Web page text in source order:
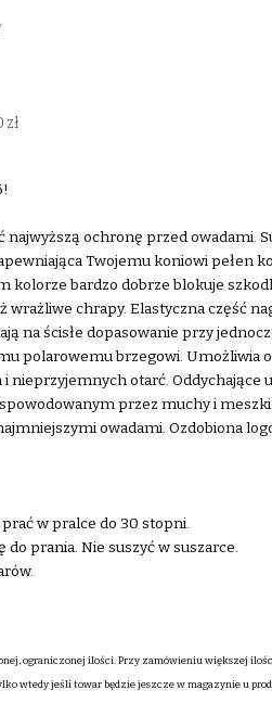
zł
najwyższą ochronę przed owadami.
Twojemu koniowi pełen
kolorze bardzo dobrze blokuje
chrapy. Elastyczna część
na ścisłe dopasowanie przy
polarowemu brzegowi. Umożliwia
nieprzyjemnych otarć. Oddychające
przez muchy i
owadami. Ozdobiona
w pralce do 30 stopni.
prania. Nie suszyć w suszarce.
ograniczonej ilości. Przy zamówieniu większej
wtedy jeśli towar będzie jeszcze w magazynie u